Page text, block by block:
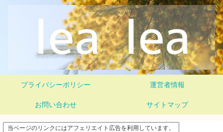
プライバシーポリシー 運営者情報
お問い合わせ サイトマップ
当ページのリンクにはアフェリエイト広告を利用しています。